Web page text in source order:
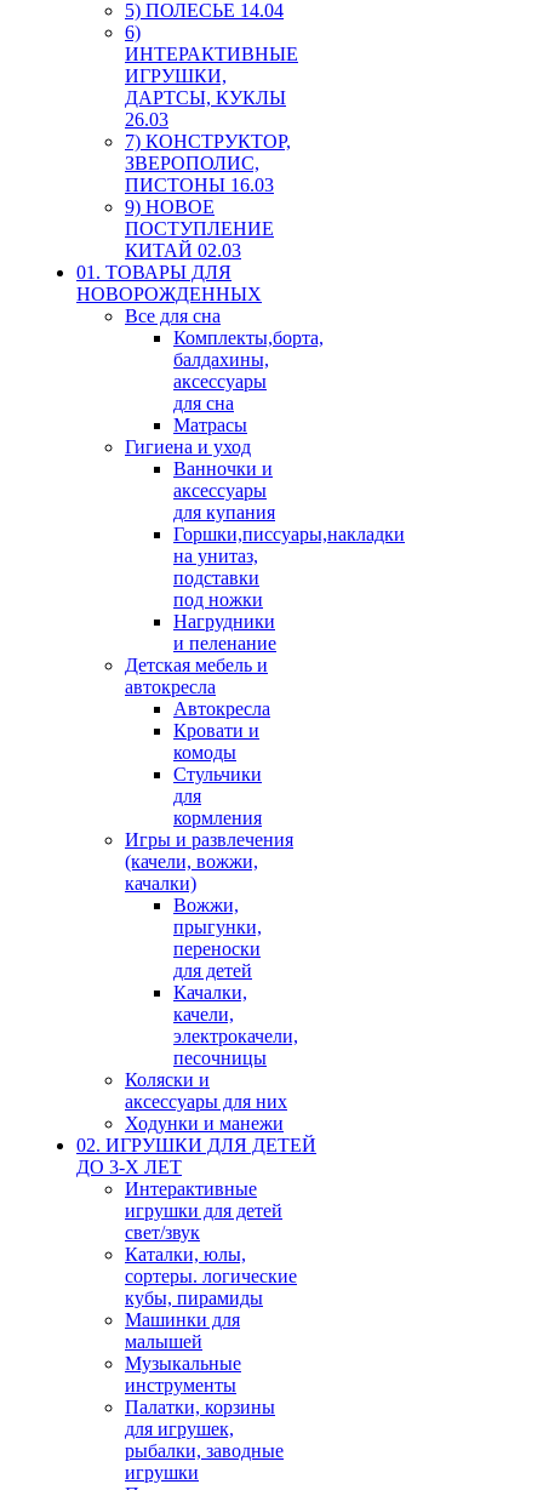
5) ПОЛЕСЬЕ 14.04
6)
ИНТЕРАКТИВНЫЕ
ИГРУШКИ,
ДАРТСЫ, КУКЛЫ
26.03
7) КОНСТРУКТОР,
ЗВЕРОПОЛИС,
ПИСТОНЫ 16.03
9) НОВОЕ
ПОСТУПЛЕНИЕ
КИТАЙ 02.03
01. ТОВАРЫ ДЛЯ
НОВОРОЖДЕННЫХ
Все для сна
Комплекты,борта,
балдахины,
аксессуары
для сна
Матрасы
Гигиена и уход
Ванночки и
аксессуары
для купания
Горшки,писсуары,накладки
на унитаз,
подставки
под ножки
Нагрудники
и пеленание
Детская мебель и
автокресла
Автокресла
Кровати и
комоды
Стульчики
для
кормления
Игры и развлечения
(качели, вожжи,
качалки)
Вожжи,
прыгунки,
переноски
для детей
Качалки,
качели,
электрокачели,
песочницы
Коляски и
аксессуары для них
Ходунки и манежи
02. ИГРУШКИ ДЛЯ ДЕТЕЙ
ДО 3-Х ЛЕТ
Интерактивные
игрушки для детей
свет/звук
Каталки, юлы,
сортеры. логические
кубы, пирамиды
Машинки для
малышей
Музыкальные
инструменты
Палатки, корзины
для игрушек,
рыбалки, заводные
игрушки